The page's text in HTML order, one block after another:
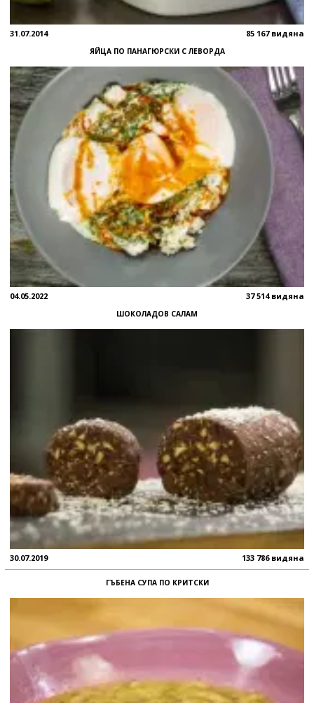
31.07.2014 85 167 видяна
ЯЙЦА ПО ПАНАГЮРСКИ С ЛЕВОРДА
04.05.2022 37 514 видяна
ШОКОЛАДОВ САЛАМ
30.07.2019 133 786 видяна
ГЪБЕНА СУПА ПО КРИТСКИ